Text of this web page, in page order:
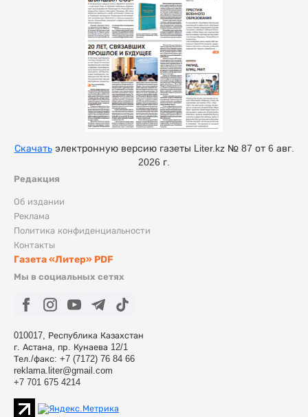
Редакция
Об издании
Реклама
Политика конфиденциальности
Контакты
Газета «Литер» PDF
Мы в социальных сетях
010017, Республика Казахстан
г. Астана, пр. Кунаева 12/1
Тел./факс: +7 (7172) 76 84 66
reklama.liter@gmail.com
+7 701 675 4214
Скачатьэлектронную версию газеты Liter.kz № 87 от 6 авг.
2026 г.